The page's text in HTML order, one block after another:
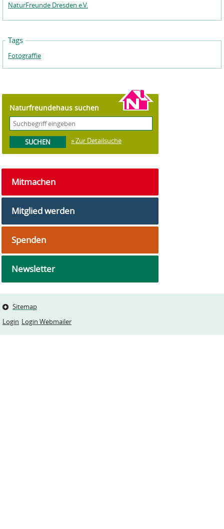
NaturFreunde Dresden e.V.
Tags
Fotograffie
Naturfreundehaus suchen
» Zur Detailsuche
Mitmachen
Mitglied werden
Spenden
Newsletter
Sitemap
Login Login Webmailer